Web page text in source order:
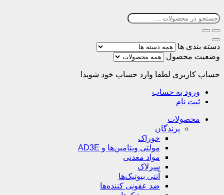
دسته بندی ها
وضعیت محصول
حساب کاربری لطفا وارد حساب خود شوید!
ورود به حساب
ثبت نام
محصولات
پرندگان
خوراک
مولتی ویتامین‌ها و AD3E
مواد معدنی
سرلاک
آنتی بیوتیک‌ها
ضد عفونی کننده‌ها